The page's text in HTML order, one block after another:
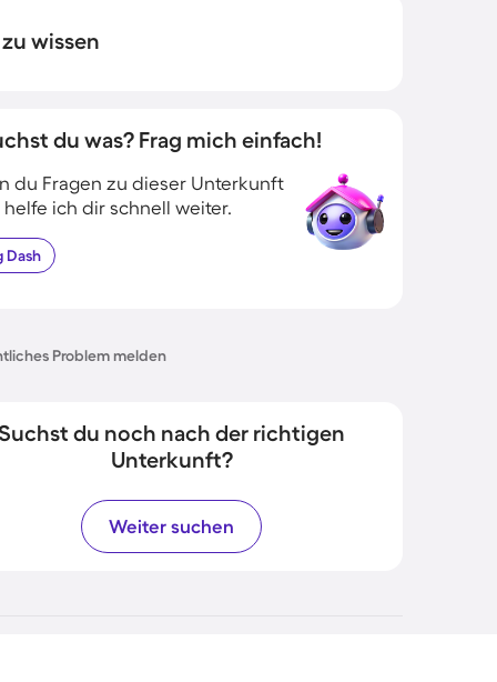
wissen
du was? Frag mich einfach!
du Fragen zu dieser Unterkunft
helfe ich dir schnell weiter.
Dash
Problem melden
du noch nach der richtigen
Unterkunft?
Weiter suchen